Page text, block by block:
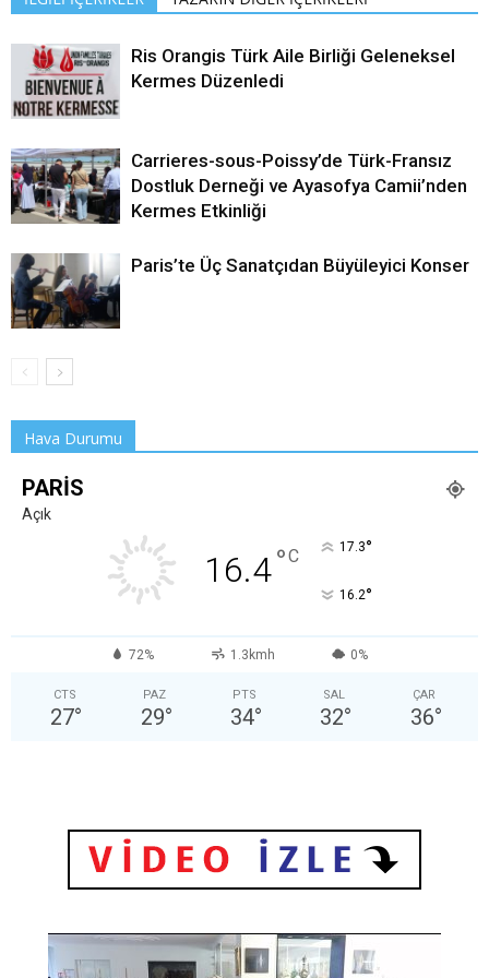
Ris Orangis Türk Aile Birliği Geleneksel
Kermes Düzenledi
Carrieres-sous-Poissy’de Türk-Fransız
Dostluk Derneği ve Ayasofya Camii’nden
Kermes Etkinliği
Paris’te Üç Sanatçıdan Büyüleyici Konser
Hava Durumu
PARIS
Açık
16.4°C 17.3°
16.2°
72% 1.3kmh 0%
CTS
27°
PAZ
29°
PTS
34°
SAL
32°
ÇAR
36°